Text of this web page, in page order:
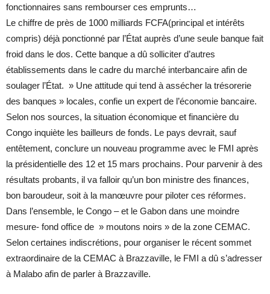
fonctionnaires sans rembourser ces emprunts…
Le chiffre de près de 1000 milliards FCFA(principal et intérêts
compris) déjà ponctionné par l’État auprès d’une seule banque fait
froid dans le dos. Cette banque a dû solliciter d’autres
établissements dans le cadre du marché interbancaire afin de
soulager l’État. » Une attitude qui tend à assécher la trésorerie
des banques » locales, confie un expert de l’économie bancaire.
Selon nos sources, la situation économique et financière du
Congo inquiète les bailleurs de fonds. Le pays devrait, sauf
entêtement, conclure un nouveau programme avec le FMI après
la présidentielle des 12 et 15 mars prochains. Pour parvenir à des
résultats probants, il va falloir qu’un bon ministre des finances,
bon baroudeur, soit à la manœuvre pour piloter ces réformes.
Dans l’ensemble, le Congo – et le Gabon dans une moindre
mesure- fond office de » moutons noirs » de la zone CEMAC.
Selon certaines indiscrétions, pour organiser le récent sommet
extraordinaire de la CEMAC à Brazzaville, le FMI a dû s’adresser
à Malabo afin de parler à Brazzaville.